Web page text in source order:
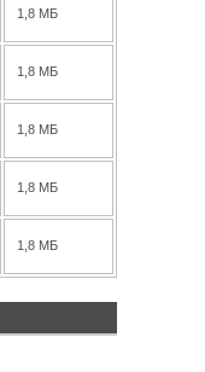
1,8 МБ
1,8 МБ
1,8 МБ
1,8 МБ
1,8 МБ